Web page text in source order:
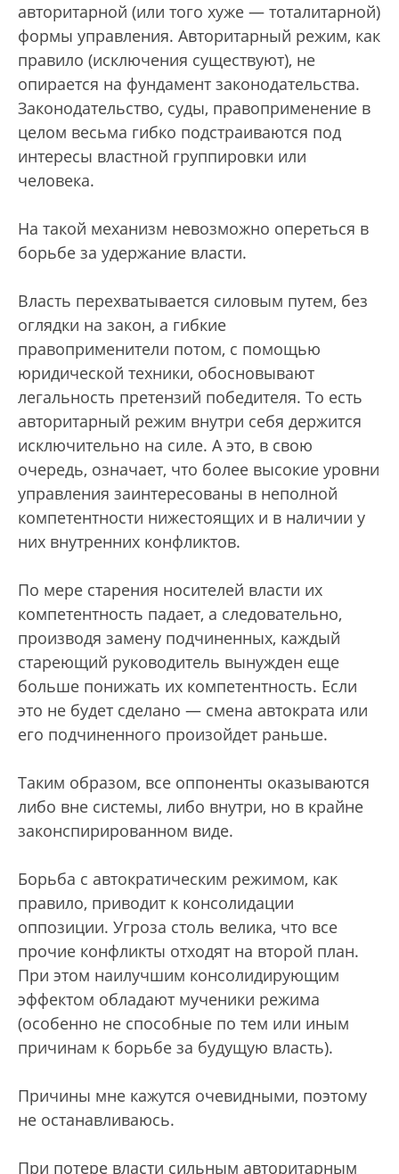
авторитарной (или того хуже — тоталитарной)
формы управления. Авторитарный режим, как
правило (исключения существуют), не
опирается на фундамент законодательства.
Законодательство, суды, правоприменение в
целом весьма гибко подстраиваются под
интересы властной группировки или
человека.
На такой механизм невозможно опереться в
борьбе за удержание власти.
Власть перехватывается силовым путем, без
оглядки на закон, а гибкие
правоприменители потом, с помощью
юридической техники, обосновывают
легальность претензий победителя. То есть
авторитарный режим внутри себя держится
исключительно на силе. А это, в свою
очередь, означает, что более высокие уровни
управления заинтересованы в неполной
компетентности нижестоящих и в наличии у
них внутренних конфликтов.
По мере старения носителей власти их
компетентность падает, а следовательно,
производя замену подчиненных, каждый
стареющий руководитель вынужден еще
больше понижать их компетентность. Если
это не будет сделано — смена автократа или
его подчиненного произойдет раньше.
Таким образом, все оппоненты оказываются
либо вне системы, либо внутри, но в крайне
законспирированном виде.
Борьба с автократическим режимом, как
правило, приводит к консолидации
оппозиции. Угроза столь велика, что все
прочие конфликты отходят на второй план.
При этом наилучшим консолидирующим
эффектом обладают мученики режима
(особенно не способные по тем или иным
причинам к борьбе за будущую власть).
Причины мне кажутся очевидными, поэтому
не останавливаюсь.
При потере власти сильным авторитарным